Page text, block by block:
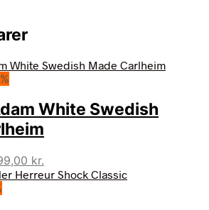
White Swedish
kr.
aktuelle